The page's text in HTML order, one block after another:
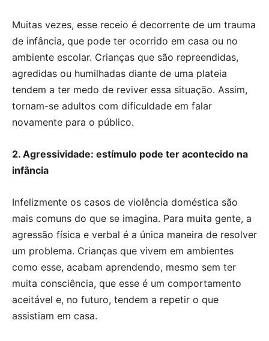
Muitas vezes, esse receio é decorrente de um trauma
de infância, que pode ter ocorrido em casa ou no
ambiente escolar. Crianças que são repreendidas,
agredidas ou humilhadas diante de uma plateia
tendem a ter medo de reviver essa situação. Assim,
tornam-se adultos com dificuldade em falar
novamente para o público.
2. Agressividade: estímulo pode ter acontecido na
infância
Infelizmente os casos de violência doméstica são
mais comuns do que se imagina. Para muita gente, a
agressão física e verbal é a única maneira de resolver
um problema. Crianças que vivem em ambientes
como esse, acabam aprendendo, mesmo sem ter
muita consciência, que esse é um comportamento
aceitável e, no futuro, tendem a repetir o que
assistiam em casa.